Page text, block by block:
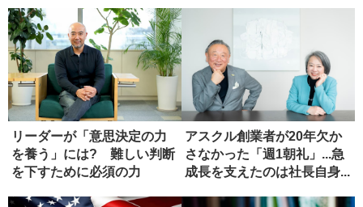
リーダーが「意思決定の力
を養う」には? 難しい判断
を下すために必須の力
アスクル創業者が20年欠か
さなかった「週1朝礼」...急
成長を支えたのは社長自身...